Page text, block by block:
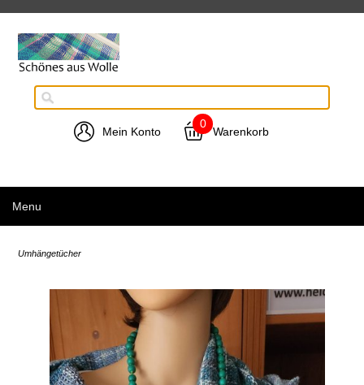
Mein Konto
0
Warenkorb
Menu
Umhängetücher